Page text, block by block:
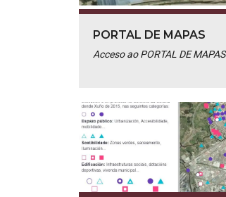
PORTAL DE MAPAS
Acceso ao PORTAL DE MAPAS